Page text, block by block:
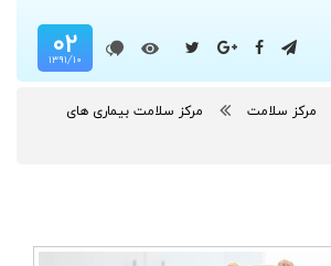
۰۲
۱۳۹۱/۱۰
مرکز سلامت
مرکز سلامت بیماری های